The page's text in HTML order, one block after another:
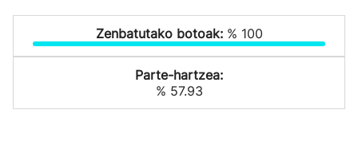
Zenbatutako botoak: % 100
Parte-hartzea:
% 57.93